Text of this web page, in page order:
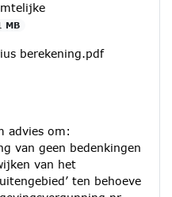
MB
berekening.pdf
advies om:
van geen bedenkingen
van het
ten behoeve